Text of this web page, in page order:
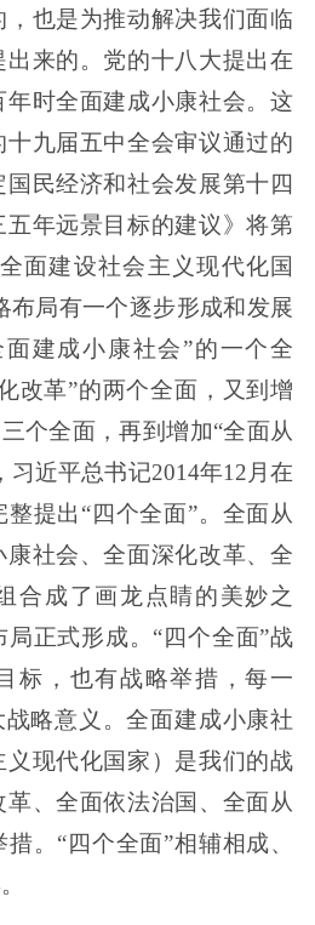
也是为推动解决我们面临
来的。党的十八大提出在
时全面建成小康社会。这
九届五中全会审议通过的
国民经济和社会发展第十四
年远景目标的建议》将第
面建设社会主义现代化国
布局有一个逐步形成和发展
建成小康社会”的一个全
改革”的两个全面，又到增
个全面，再到增加“全面从
习近平总书记2014年12月在
提出“四个全面”。全面从
社会、全面深化改革、全
合成了画龙点睛的美妙之
正式形成。“四个全面”战
标，也有战略举措，每一
略意义。全面建成小康社
现代化国家）是我们的战
、全面依法治国、全面从
。“四个全面”相辅相成、